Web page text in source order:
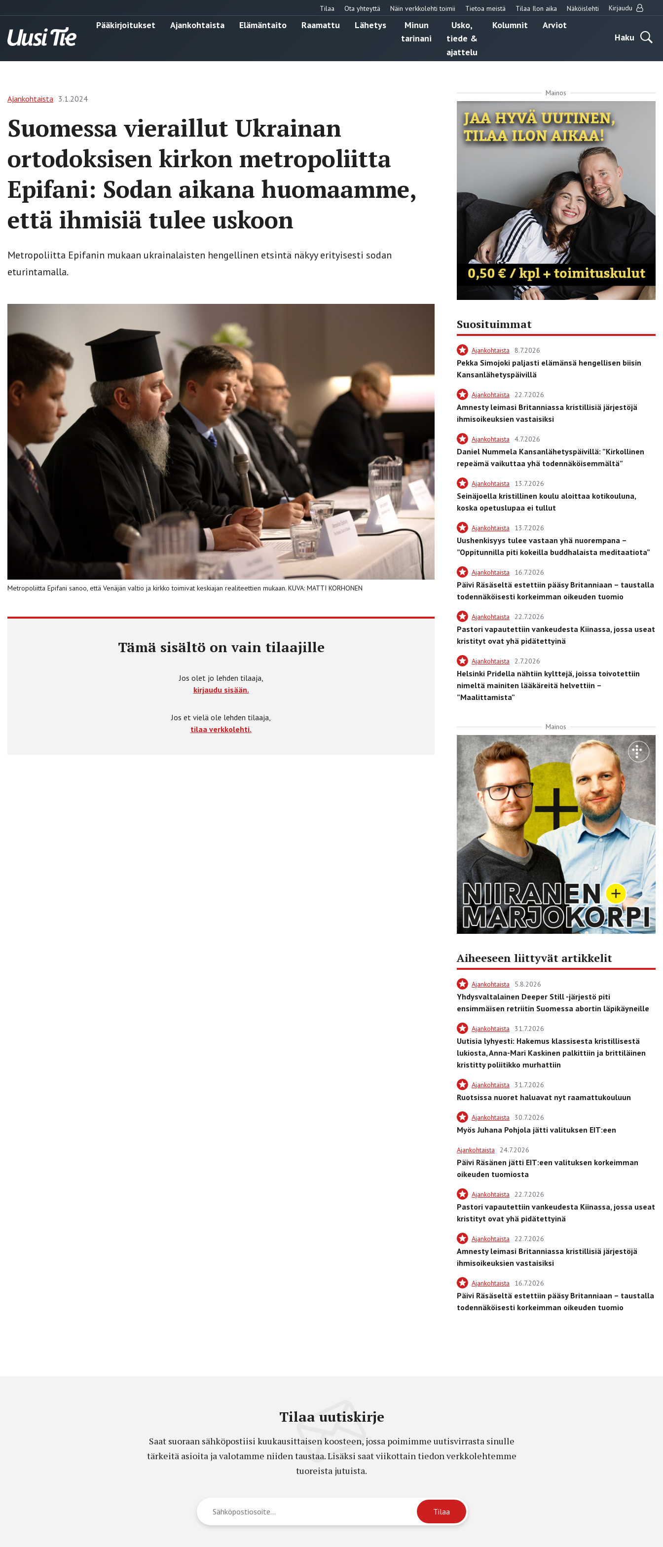
Tilaa Ota yhteyttä Näin verkkolehti toimii Tietoa meistä Tilaa Ilon aika Näköislehti Kirjaudu
Pääkirjoitukset Ajankohtaista Elämäntaito Raamattu Lähetys
Minun
tarinani
Usko,
tiede &
ajattelu
Kolumnit
Arviot
Haku
Ajankohtaista 3.1.2024
Suomessa vieraillut Ukrainan
ortodoksisen kirkon metropoliitta
Epifani: Sodan aikana huomaamme,
että ihmisiä tulee uskoon
Metropoliitta Epifanin mukaan ukrainalaisten hengellinen etsintä näkyy erityisesti sodan
eturintamalla.
Metropoliitta Epifani sanoo, että Venäjän valtio ja kirkko toimivat keskiajan realiteettien mukaan. KUVA: MATTI KORHONEN
Tämä sisältö on vain tilaajille
Jos olet jo lehden tilaaja,
kirjaudu sisään.
Jos et vielä ole lehden tilaaja,
tilaa verkkolehti.
Mainos
Suosituimmat
Ajankohtaista 8.7.2026
Pekka Simojoki paljasti elämänsä hengellisen biisin
Kansanlähetyspäivillä
Ajankohtaista 22.7.2026
Amnesty leimasi Britanniassa kristillisiä järjestöjä
ihmisoikeuksien vastaisiksi
Ajankohtaista 4.7.2026
Daniel Nummela Kansanlähetyspäivillä: ”Kirkollinen
repeämä vaikuttaa yhä todennäköisemmältä”
Ajankohtaista 13.7.2026
Seinäjoella kristillinen koulu aloittaa kotikouluna,
koska opetuslupaa ei tullut
Ajankohtaista 13.7.2026
Uushenkisyys tulee vastaan yhä nuorempana –
”Oppitunnilla piti kokeilla buddhalaista meditaatiota”
Ajankohtaista 16.7.2026
Päivi Räsäseltä estettiin pääsy Britanniaan – taustalla
todennäköisesti korkeimman oikeuden tuomio
Ajankohtaista 22.7.2026
Pastori vapautettiin vankeudesta Kiinassa, jossa useat
kristityt ovat yhä pidätettyinä
Ajankohtaista 2.7.2026
Helsinki Pridella nähtiin kylttejä, joissa toivotettiin
nimeltä mainiten lääkäreitä helvettiin –
”Maalittamista”
Mainos
Aiheeseen liittyvät artikkelit
Ajankohtaista 5.8.2026
Yhdysvaltalainen Deeper Still -järjestö piti
ensimmäisen retriitin Suomessa abortin läpikäyneille
Ajankohtaista 31.7.2026
Uutisia lyhyesti: Hakemus klassisesta kristillisestä
lukiosta, Anna-Mari Kaskinen palkittiin ja brittiläinen
kristitty poliitikko murhattiin
Ajankohtaista 31.7.2026
Ruotsissa nuoret haluavat nyt raamattukouluun
Ajankohtaista 30.7.2026
Myös Juhana Pohjola jätti valituksen EIT:een
Ajankohtaista 24.7.2026
Päivi Räsänen jätti EIT:een valituksen korkeimman
oikeuden tuomiosta
Ajankohtaista 22.7.2026
Pastori vapautettiin vankeudesta Kiinassa, jossa useat
kristityt ovat yhä pidätettyinä
Ajankohtaista 22.7.2026
Amnesty leimasi Britanniassa kristillisiä järjestöjä
ihmisoikeuksien vastaisiksi
Ajankohtaista 16.7.2026
Päivi Räsäseltä estettiin pääsy Britanniaan – taustalla
todennäköisesti korkeimman oikeuden tuomio
Tilaa uutiskirje
Saat suoraan sähköpostiisi kuukausittaisen koosteen, jossa poimimme uutisvirrasta sinulle
tärkeitä asioita ja valotamme niiden taustaa. Lisäksi saat viikottain tiedon verkkolehtemme
tuoreista jutuista.